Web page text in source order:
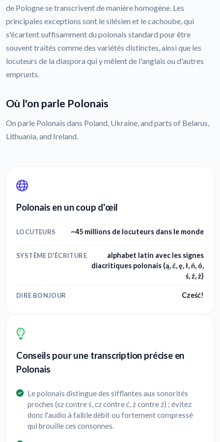
de Pologne se transcrivent de manière homogène. Les
principales exceptions sont le silésien et le cachoube, qui
s'écartent suffisamment du polonais standard pour être
souvent traités comme des variétés distinctes, ainsi que les
locuteurs de la diaspora qui y mêlent de l'anglais ou d'autres
emprunts.
Où l'on parle Polonais
On parle Polonais dans Poland, Ukraine, and parts of Belarus,
Lithuania, and Ireland.
Polonais en un coup d'œil
LOCUTEURS ~45 millions de locuteurs dans le monde
SYSTÈME D'ÉCRITURE
alphabet latin avec les signes
diacritiques polonais (ą, ć, ę, ł, ń, ó,
ś, ź, ż)
DIRE BONJOUR Cześć!
Conseils pour une transcription précise en
Polonais
Le polonais distingue des sifflantes aux sonorités
proches (sz contre ś, cz contre ć, ż contre ź) ; évitez
donc l'audio à faible débit ou fortement compressé
qui brouille ces consonnes.